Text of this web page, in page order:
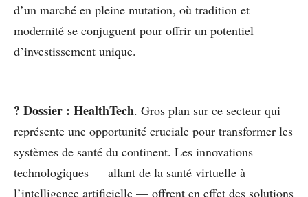
d’un marché en pleine mutation, où tradition et
modernité se conjuguent pour offrir un potentiel
d’investissement unique.
? Dossier : HealthTech. Gros plan sur ce secteur qui
représente une opportunité cruciale pour transformer les
systèmes de santé du continent. Les innovations
technologiques — allant de la santé virtuelle à
l’intelligence artificielle — offrent en effet des solutions